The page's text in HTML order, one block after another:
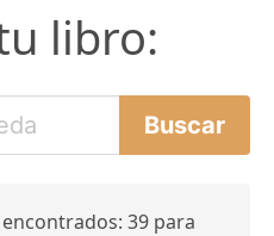
libro:
39 para